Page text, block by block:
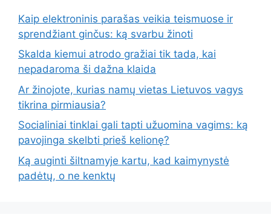
Kaip elektroninis parašas veikia teismuose ir
sprendžiant ginčus: ką svarbu žinoti
Skalda kiemui atrodo gražiai tik tada, kai
nepadaroma ši dažna klaida
Ar žinojote, kurias namų vietas Lietuvos vagys
tikrina pirmiausia?
Socialiniai tinklai gali tapti užuomina vagims: ką
pavojinga skelbti prieš kelionę?
Ką auginti šiltnamyje kartu, kad kaimynystė
padėtų, o ne kenktų